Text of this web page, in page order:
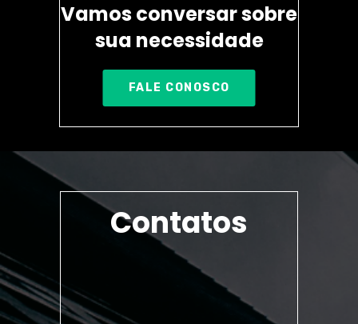
Vamos conversar sobre
sua necessidade
FALE CONOSCO
Contatos